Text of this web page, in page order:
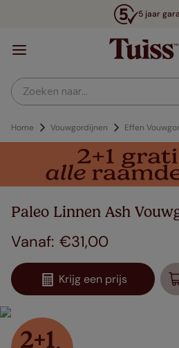
5 jaar
Zoeken naar...
Home Vouwgordijnen Effen
Paleo Linnen Ash
€31,00
Krijg een prijs